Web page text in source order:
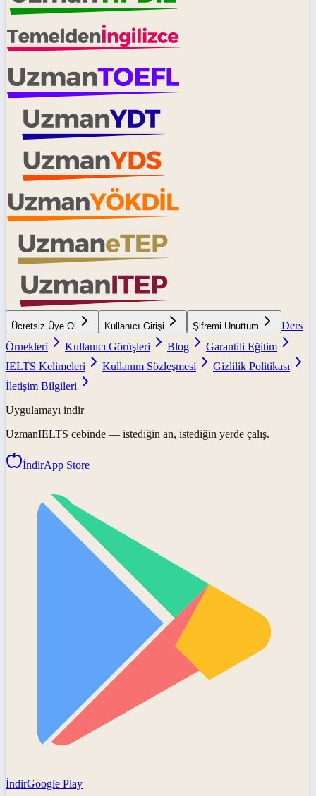
Ücretsiz Üye Ol Kullanıcı Girişi Şifremi Unuttum
Ders
Örnekleri
Kullanıcı Görüşleri Blog
Garantili Eğitim
IELTS Kelimeleri
Kullanım Sözleşmesi
Gizlilik Politikası
İletişim Bilgileri
Uygulamayı indir
UzmanIELTS cebinde — istediğin an, istediğin yerde çalış.
İndirApp Store
İndirGoogle Play